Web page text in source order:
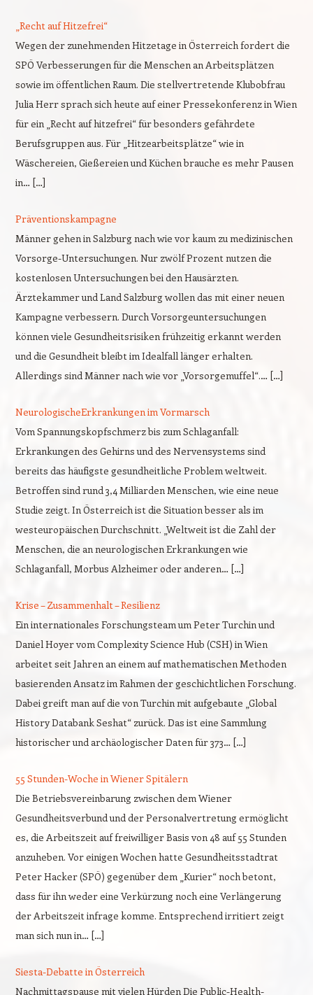
„Recht auf Hitzefrei“
Wegen der zunehmenden Hitzetage in Österreich fordert die
SPÖ Verbesserungen für die Menschen an Arbeitsplätzen
sowie im öffentlichen Raum. Die stellvertretende Klubobfrau
Julia Herr sprach sich heute auf einer Pressekonferenz in Wien
für ein „Recht auf hitzefrei“ für besonders gefährdete
Berufsgruppen aus. Für „Hitzearbeitsplätze“ wie in
Wäschereien, Gießereien und Küchen brauche es mehr Pausen
in… […]
Präventionskampagne
Männer gehen in Salzburg nach wie vor kaum zu medizinischen
Vorsorge-Untersuchungen. Nur zwölf Prozent nutzen die
kostenlosen Untersuchungen bei den Hausärzten.
Ärztekammer und Land Salzburg wollen das mit einer neuen
Kampagne verbessern. Durch Vorsorgeuntersuchungen
können viele Gesundheitsrisiken frühzeitig erkannt werden
und die Gesundheit bleibt im Idealfall länger erhalten.
Allerdings sind Männer nach wie vor „Vorsorgemuffel“.… […]
NeurologischeErkrankungen im Vormarsch
Vom Spannungskopfschmerz bis zum Schlaganfall:
Erkrankungen des Gehirns und des Nervensystems sind
bereits das häufigste gesundheitliche Problem weltweit.
Betroffen sind rund 3,4 Milliarden Menschen, wie eine neue
Studie zeigt. In Österreich ist die Situation besser als im
westeuropäischen Durchschnitt. „Weltweit ist die Zahl der
Menschen, die an neurologischen Erkrankungen wie
Schlaganfall, Morbus Alzheimer oder anderen… […]
Krise – Zusammenhalt – Resilienz
Ein internationales Forschungsteam um Peter Turchin und
Daniel Hoyer vom Complexity Science Hub (CSH) in Wien
arbeitet seit Jahren an einem auf mathematischen Methoden
basierenden Ansatz im Rahmen der geschichtlichen Forschung.
Dabei greift man auf die von Turchin mit aufgebaute „Global
History Databank Seshat“ zurück. Das ist eine Sammlung
historischer und archäologischer Daten für 373… […]
55 Stunden-Woche in Wiener Spitälern
Die Betriebsvereinbarung zwischen dem Wiener
Gesundheitsverbund und der Personalvertretung ermöglicht
es, die Arbeitszeit auf freiwilliger Basis von 48 auf 55 Stunden
anzuheben. Vor einigen Wochen hatte Gesundheitsstadtrat
Peter Hacker (SPÖ) gegenüber dem „Kurier“ noch betont,
dass für ihn weder eine Verkürzung noch eine Verlängerung
der Arbeitszeit infrage komme. Entsprechend irritiert zeigt
man sich nun in… […]
Siesta-Debatte in Österreich
Nachmittagspause mit vielen Hürden Die Public-Health-